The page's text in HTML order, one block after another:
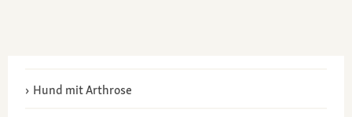
Hund mit Arthrose